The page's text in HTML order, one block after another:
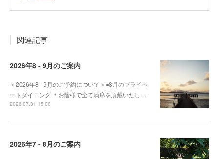
関連記事
2026年8 - 9月のご案内
＜2026年8 - 9月のご予約について＞●8月のプライベ
ートダイニング ＊お陰様で全て満席を頂戴いたし…
2026.07.31 15:00
2026年7 - 8月のご案内